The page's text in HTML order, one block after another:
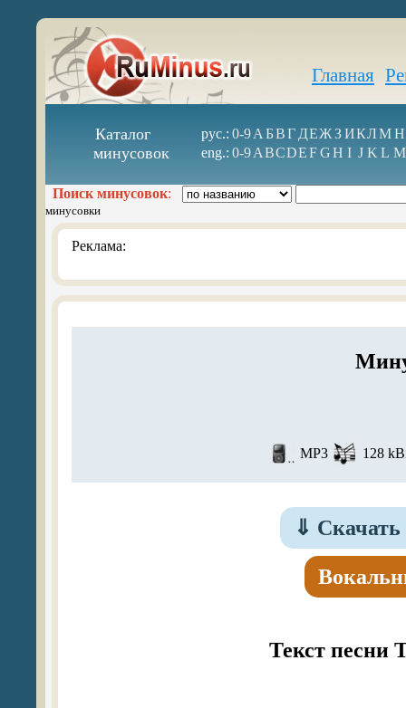
Главная
Каталог
минусовок
рус.: 0-9А БВГ ДЕЖ З ИКЛМН
eng.: 0-9ABCDEFGH I J K L M
Поиск минусовок:
минусовки
Реклама:
MP3 128
⇓ Скачать
Текст песни